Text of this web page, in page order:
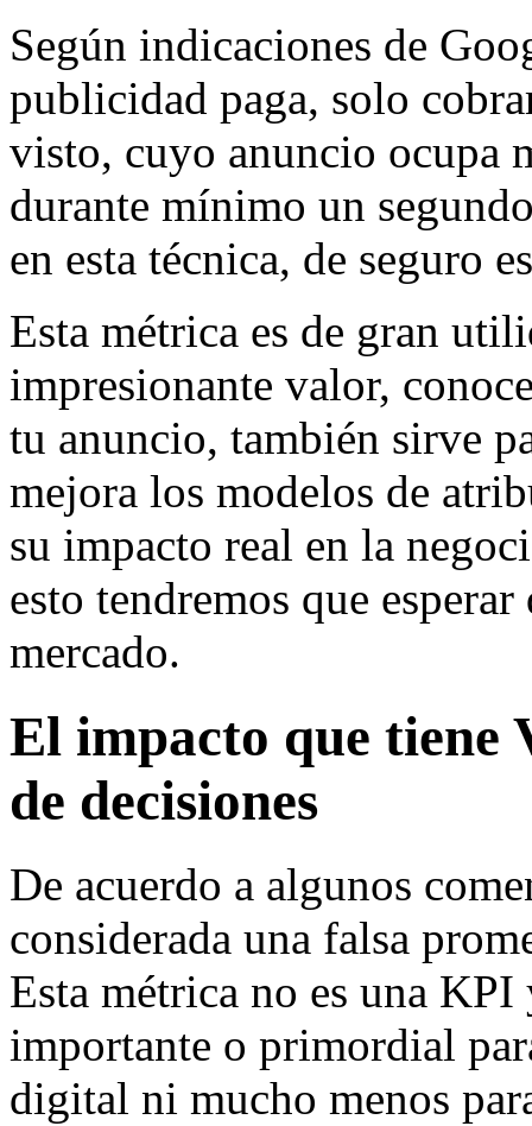
Según indicaciones de
publicidad paga, solo
visto, cuyo anuncio ocupa
durante mínimo un
en esta técnica, de seguro
Esta métrica es de gran
impresionante valor,
tu anuncio, también sirve
mejora los modelos de
su impacto real en la
esto tendremos que
mercado.
El impacto que
de decisiones
De acuerdo a algunos
considerada una falsa
Esta métrica no es una
importante o primordial
digital ni mucho menos